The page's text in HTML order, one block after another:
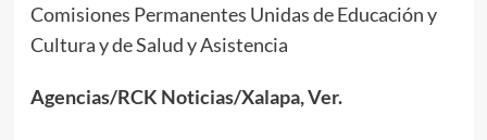
Comisiones Permanentes Unidas de Educación y
Cultura y de Salud y Asistencia
Agencias/RCK Noticias/Xalapa, Ver.